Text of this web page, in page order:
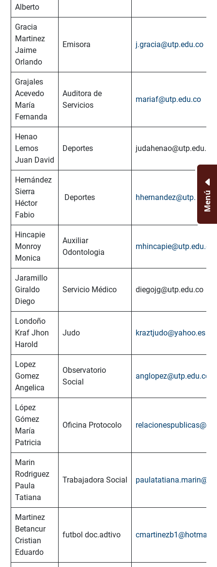
Alberto
Gracia
Martinez
Jaime
Orlando
Emisora j.gracia@utp.edu.co
Grajales
Acevedo
María
Fernanda
Auditora de
Servicios
mariaf@utp.edu.co
Henao
Lemos
Juan David
Deportes judahenao@utp.edu.co
Hernández
Sierra
Héctor
Fabio
Deportes
Hincapie
Monroy
Monica
Auxiliar
Odontologia
mhincapie@utp.edu.co
Jaramillo
Giraldo
Diego
Servicio Médico diegojg@utp.edu.co
Londoño
Kraf Jhon
Harold
Judo kraztjudo@yahoo.es
Lopez
Gomez
Angelica
Observatorio
Social
anglopez@utp.edu.co
López
Gómez
María
Patricia
Oficina Protocolo
Marin
Rodriguez
Paula
Tatiana
Trabajadora Social
Martinez
Betancur
Cristian
Eduardo
futbol doc.adtivo
Menú